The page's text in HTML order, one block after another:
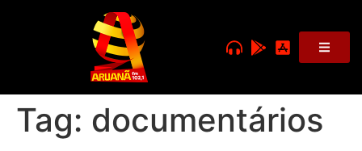
Tag: documentários